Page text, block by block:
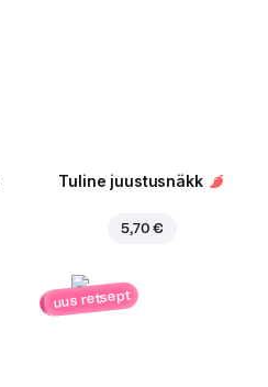
Tuline juustusnäkk
5,70 €
uus retsept